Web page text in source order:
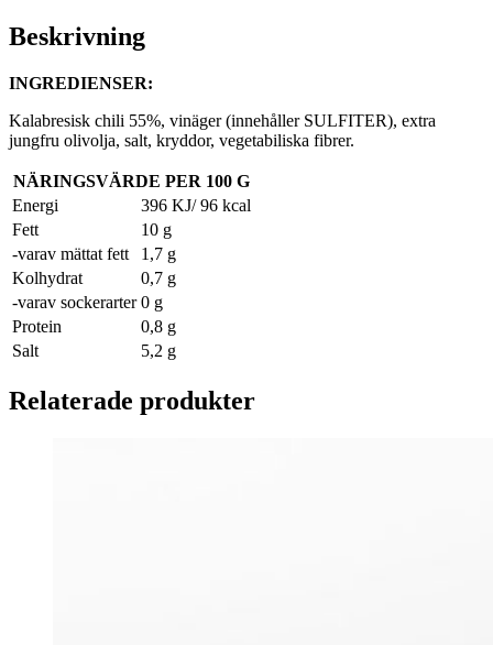
Beskrivning
INGREDIENSER:
Kalabresisk chili 55%, vinäger (innehåller SULFITER), extra
jungfru olivolja, salt, kryddor, vegetabiliska fibrer.
NÄRINGSVÄRDE PER 100 G
Energi
396 KJ/ 96 kcal
Fett
10 g
-varav mättat fett
1,7 g
Kolhydrat
0,7 g
-varav sockerarter 0 g
Protein
0,8 g
Salt
5,2 g
Relaterade produkter